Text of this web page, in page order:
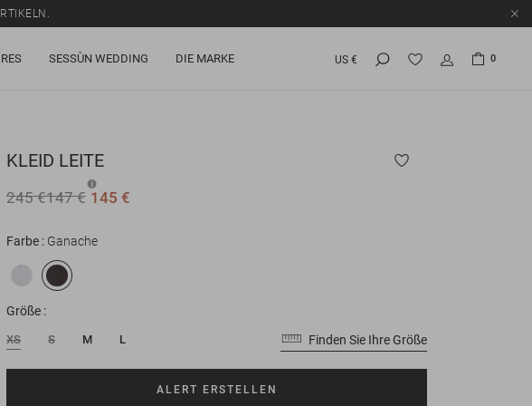
SESSÙN WEDDING DIE MARKE US € 0
KLEID LEITE
245 €147 € 145 €
Farbe Ganache
Größe
XS S M L Finden Sie Ihre Größe
ALERT ERSTELLEN